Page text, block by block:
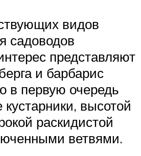
видов
садоводов
представляют
и барбарис
в первую очередь
высотой
раскидистой
ветвями.